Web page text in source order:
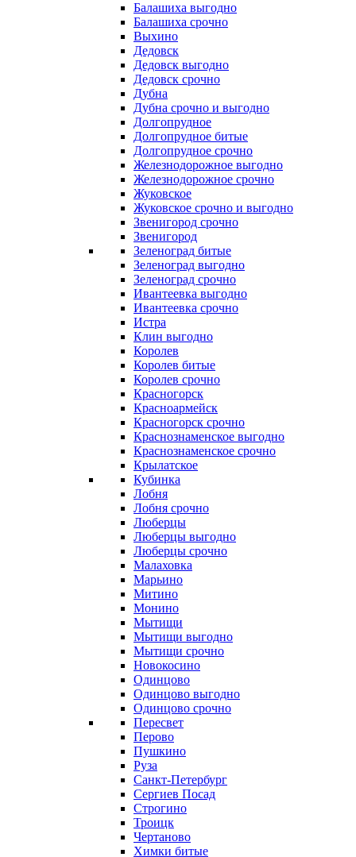
Балашиха выгодно
Балашиха срочно
Выхино
Дедовск
Дедовск выгодно
Дедовск срочно
Дубна
Дубна срочно и выгодно
Долгопрудное
Долгопрудное битые
Долгопрудное срочно
Железнодорожное выгодно
Железнодорожное срочно
Жуковское
Жуковское срочно и выгодно
Звенигород срочно
Звенигород
Зеленоград битые
Зеленоград выгодно
Зеленоград срочно
Ивантеевка выгодно
Ивантеевка срочно
Истра
Клин выгодно
Королев
Королев битые
Королев срочно
Красногорск
Красноармейск
Красногорск срочно
Краснознаменское выгодно
Краснознаменское срочно
Крылатское
Кубинка
Лобня
Лобня срочно
Люберцы
Люберцы выгодно
Люберцы срочно
Малаховка
Марьино
Митино
Монино
Мытищи
Мытищи выгодно
Мытищи срочно
Новокосино
Одинцово
Одинцово выгодно
Одинцово срочно
Пересвет
Перово
Пушкино
Руза
Санкт-Петербург
Сергиев Посад
Строгино
Троицк
Чертаново
Химки битые